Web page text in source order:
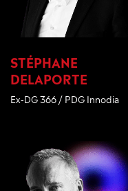
STÉPHANE
DELAPORTE
Ex-DG 366 / PDG Innodia